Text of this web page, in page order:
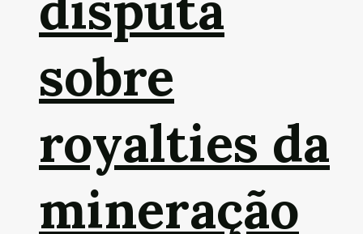
sobre
royalties da
mineração